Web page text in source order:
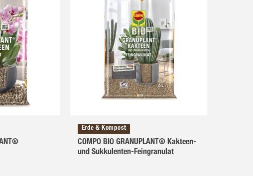
Erde & Kompost
COMPO BIO GRANUPLANT® Kakteen-
und Sukkulenten-Feingranulat